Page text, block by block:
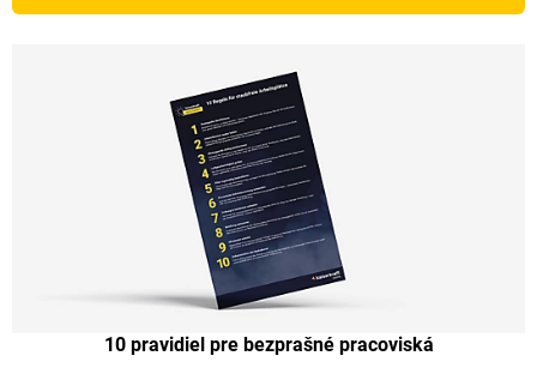
10 pravidiel pre bezprašné pracoviská